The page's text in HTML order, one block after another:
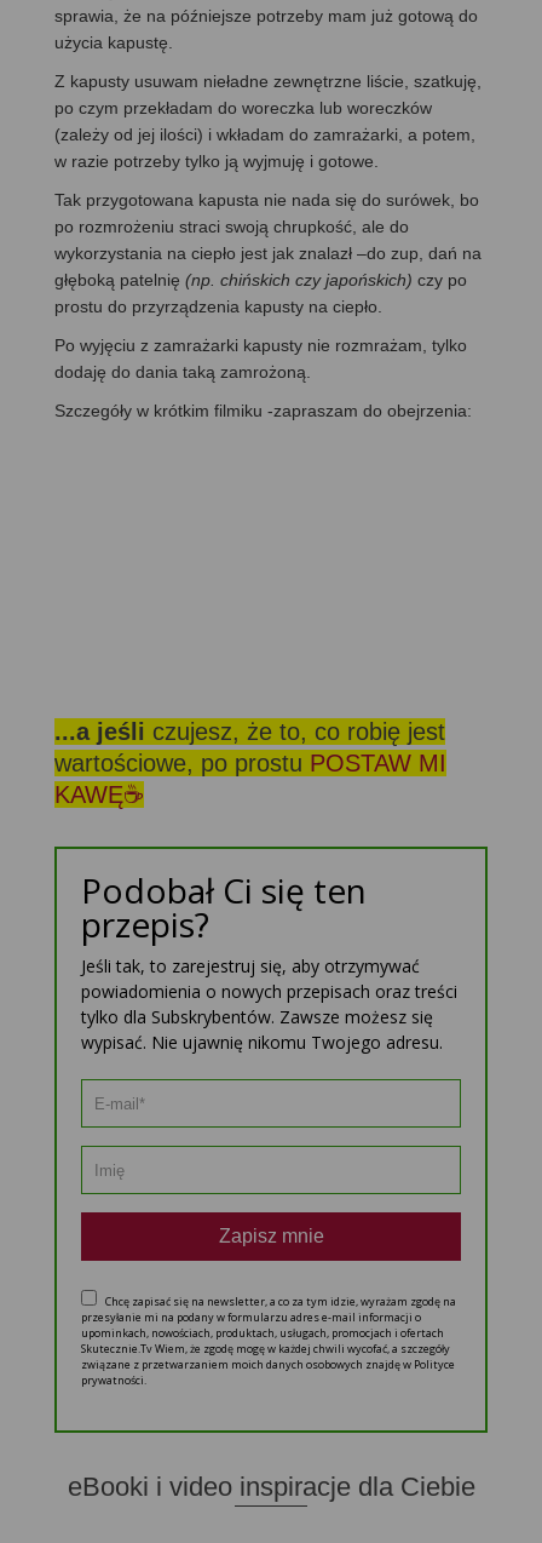
sprawia, że na późniejsze potrzeby mam już gotową do
użycia kapustę.
Z kapusty usuwam nieładne zewnętrzne liście, szatkuję,
po czym przekładam do woreczka lub woreczków
(zależy od jej ilości) i wkładam do zamrażarki, a potem,
w razie potrzeby tylko ją wyjmuję i gotowe.
Tak przygotowana kapusta nie nada się do surówek, bo
po rozmrożeniu straci swoją chrupkość, ale do
wykorzystania na ciepło jest jak znalazł –do zup, dań na
głęboką patelnię (np. chińskich czy japońskich) czy po
prostu do przyrządzenia kapusty na ciepło.
Po wyjęciu z zamrażarki kapusty nie rozmrażam, tylko
dodaję do dania taką zamrożoną.
Szczegóły w krótkim filmiku -zapraszam do obejrzenia:
...a jeśli czujesz, że to, co robię jest
wartościowe, po prostu POSTAW MI
KAWĘ☕
Podobał Ci się ten
przepis?
Jeśli tak, to zarejestruj się, aby otrzymywać
powiadomienia o nowych przepisach oraz treści
tylko dla Subskrybentów. Zawsze możesz się
wypisać. Nie ujawnię nikomu Twojego adresu.
Zapisz mnie
Chcę zapisać się na newsletter, a co za tym idzie, wyrażam zgodę na
przesyłanie mi na podany w formularzu adres e-mail informacji o
upominkach, nowościach, produktach, usługach, promocjach i ofertach
Skutecznie.Tv Wiem, że zgodę mogę w każdej chwili wycofać, a szczegóły
związane z przetwarzaniem moich danych osobowych znajdę w Polityce
prywatności.
eBooki i video inspiracje dla Ciebie